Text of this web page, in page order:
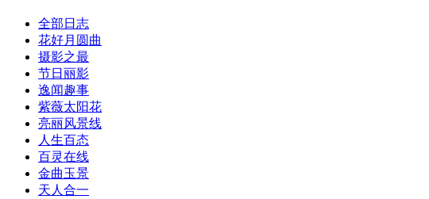
全部日志
花好月圆曲
摄影之最
节日丽影
逸闻趣事
紫薇太阳花
亮丽风景线
人生百态
百灵在线
金曲玉景
天人合一